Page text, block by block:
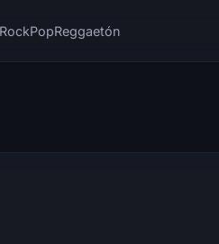
RockPopReggaetón